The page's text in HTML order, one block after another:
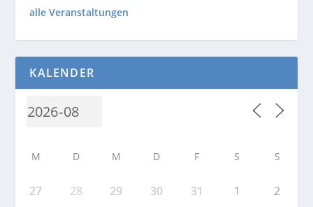
alle Veranstaltungen
KALENDER
M D M D F S S
27 28 29 30 31 1 2